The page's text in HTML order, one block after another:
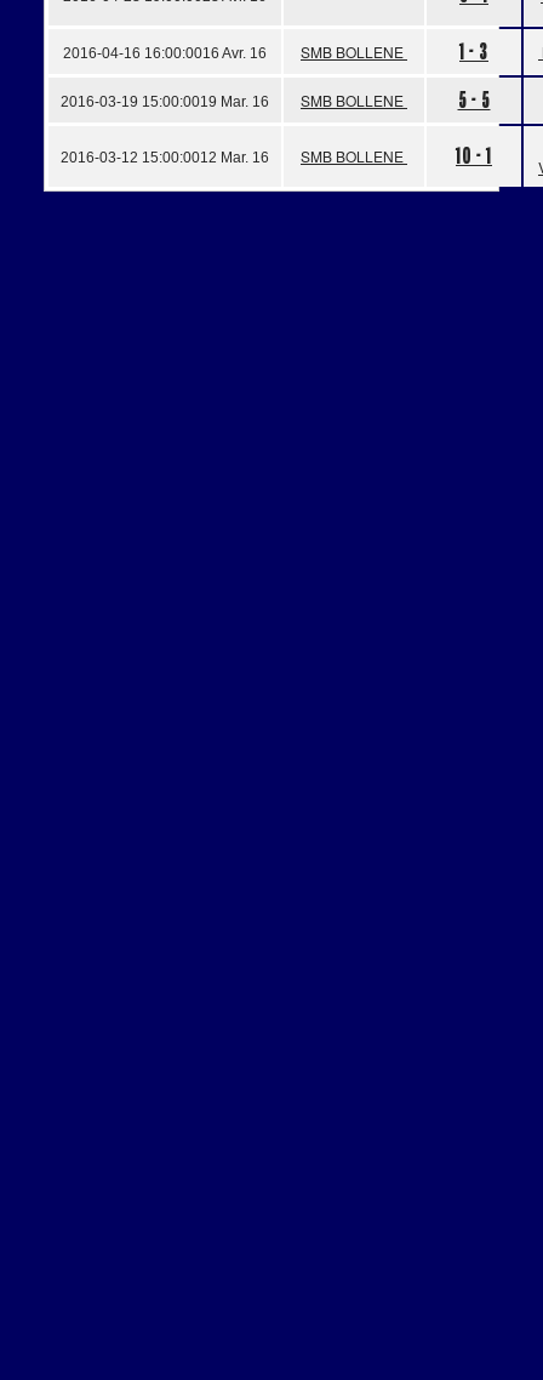
2016-04-16 16:00:0016 Avr. 16 SMB BOLLENE 1 - 3
2016-03-19 15:00:0019 Mar. 16 SMB BOLLENE 5 - 5
2016-03-12 15:00:0012 Mar. 16 SMB BOLLENE 10 - 1